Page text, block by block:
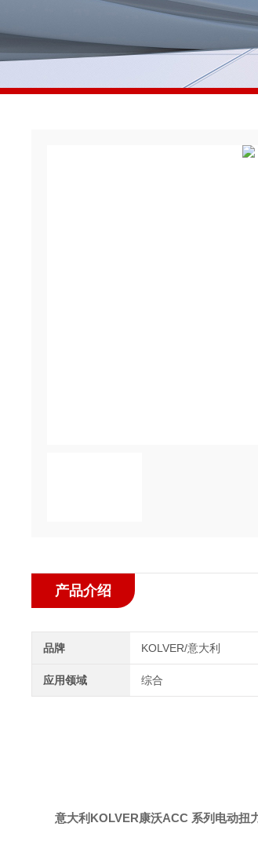
产品介绍
品牌 KOLVER/意大利
应用领域 综合
意大利KOLVER康沃ACC 系列电动扭